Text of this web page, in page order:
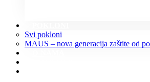
Svi pokloni
MAUS – nova generacija zaštite od